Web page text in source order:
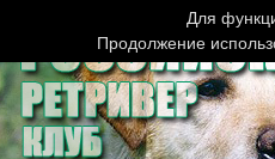
Для
Продолжение